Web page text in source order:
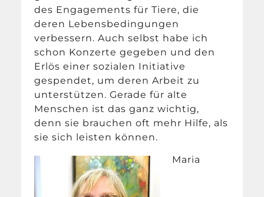
des Engagements für Tiere, die
deren Lebensbedingungen
verbessern. Auch selbst habe ich
schon Konzerte gegeben und den
Erlös einer sozialen Initiative
gespendet, um deren Arbeit zu
unterstützen. Gerade für alte
Menschen ist das ganz wichtig,
denn sie brauchen oft mehr Hilfe, als
sie sich leisten können.
Maria